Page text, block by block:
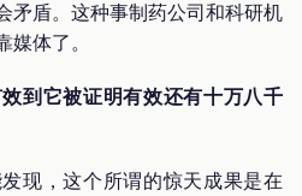
矛盾。这种事制药公司和科研机
体了。
到它被证明有效还有十万八千
现，这个所谓的惊天成果是在